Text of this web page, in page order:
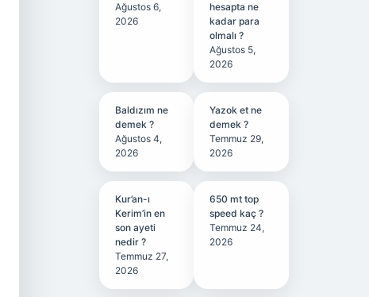
Ağustos 6,
2026
hesapta ne
kadar para
olmalı ?
Ağustos 5,
2026
Baldızım ne
demek ?
Ağustos 4,
2026
Yazok et ne
demek ?
Temmuz 29,
2026
Kur’an-ı
Kerim’in en
son ayeti
nedir ?
Temmuz 27,
2026
650 mt top
speed kaç ?
Temmuz 24,
2026